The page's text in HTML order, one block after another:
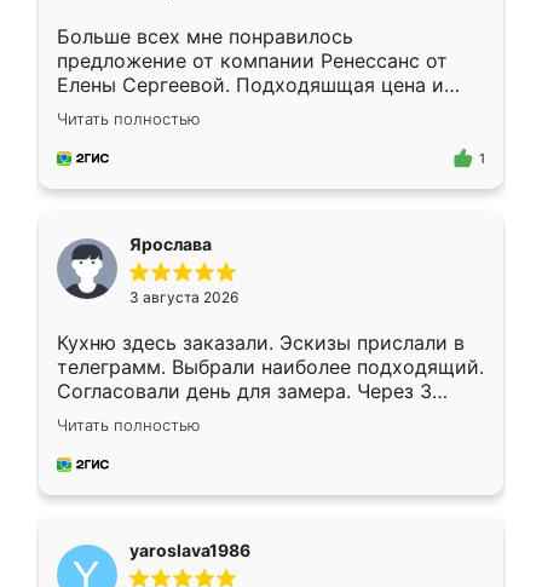
Больше всех мне понравилось
предложение от компании Ренессанс от
Елены Сергеевой. Подходяшщая цена и
короткие сроки изготовления. Приехавший
для замера сотрудник Владислав
предложил по моему эскизу самый
Читать полностью
1
Ярослава
3 августа 2026
Кухню здесь заказали. Эскизы прислали в
телеграмм. Выбрали наиболее подходящий.
Согласовали день для замера. Через 3
недели кухня была уже готова. Остались
довольны работой. Спасибо Ренессанс
мебель за качественную работу!
Читать полностью
yaroslava1986